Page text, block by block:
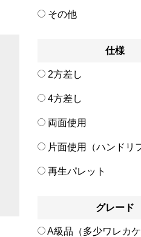
その他
仕様
2方差し
4方差し
両面使用
片面使用（ハンドリ
再生パレット
グレード
A級品（多少ワレカケ